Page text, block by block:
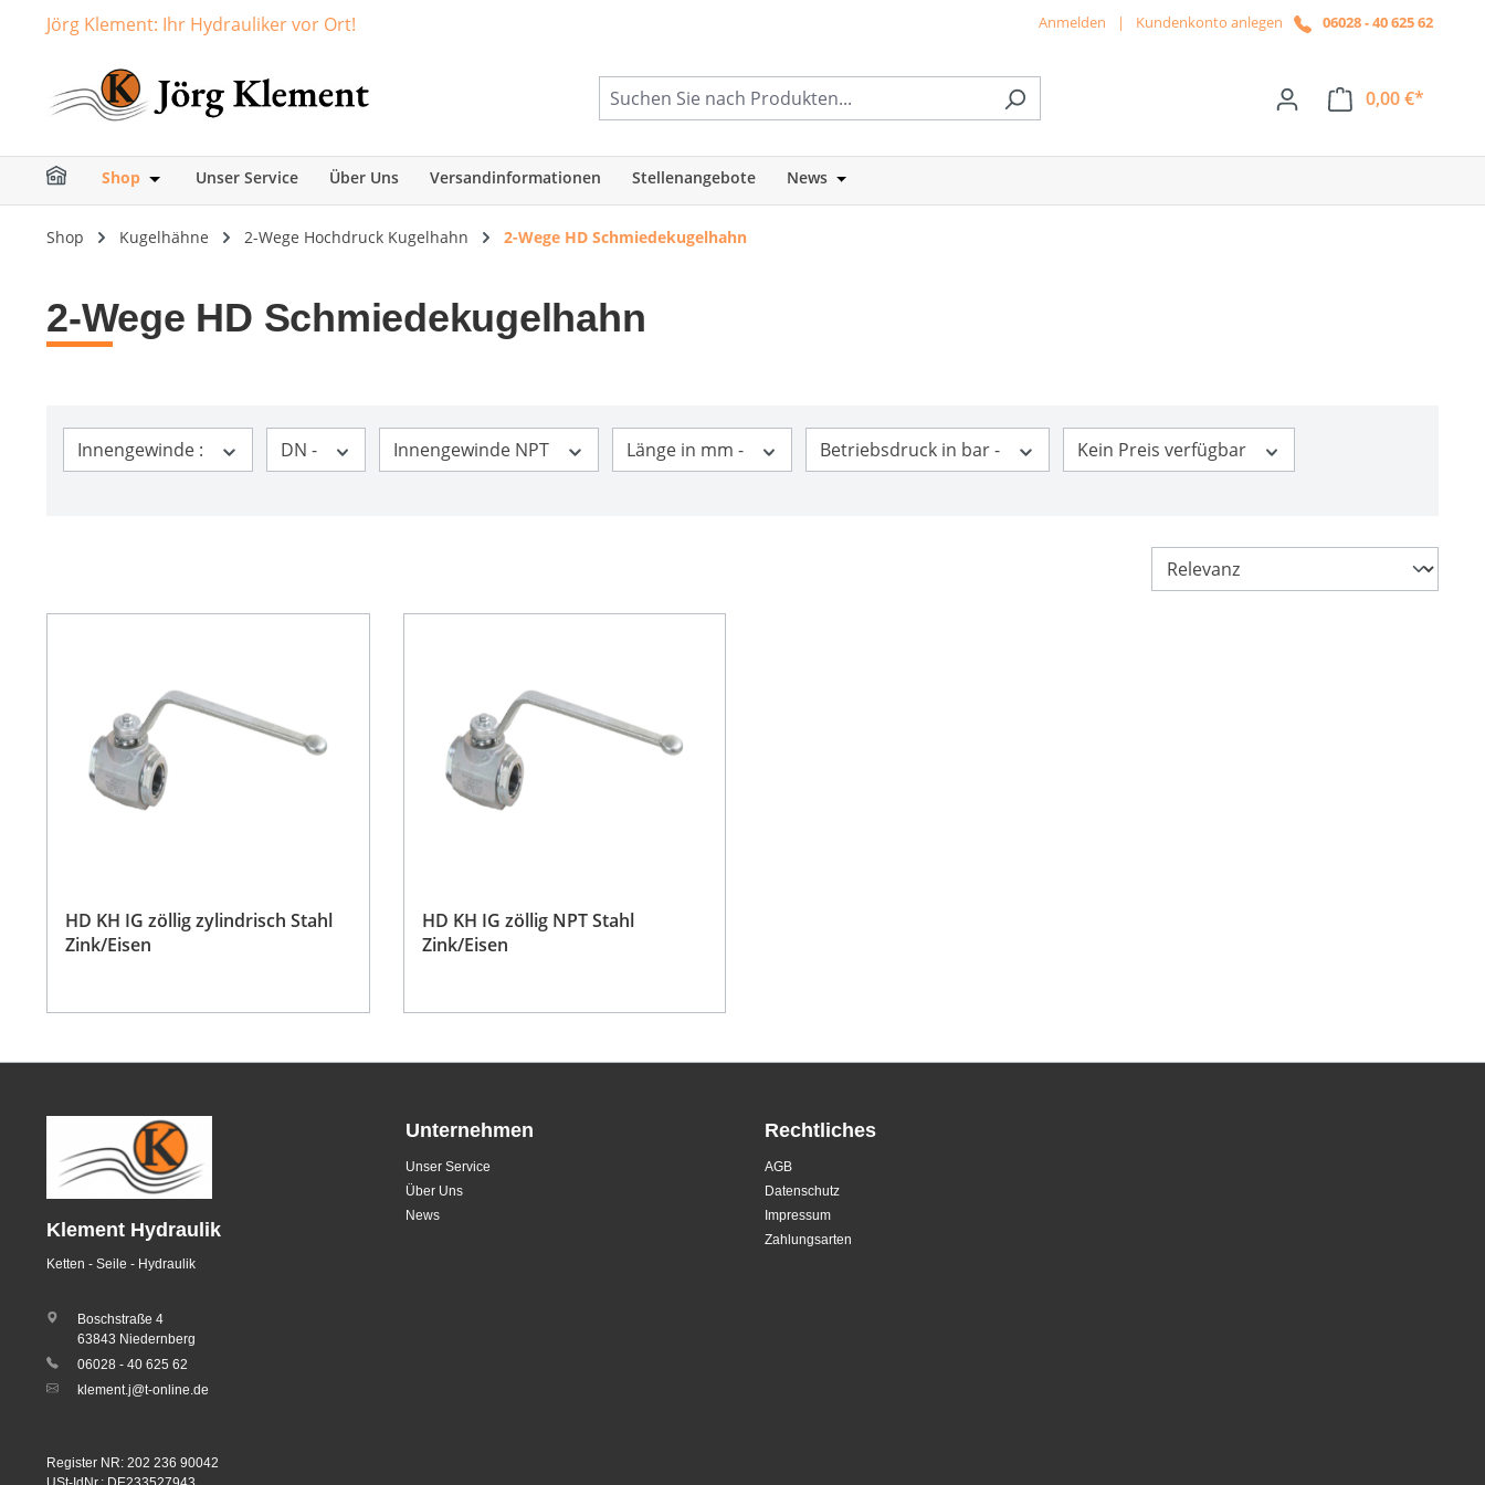
Zur Hauptnavigation springen
Jörg Klement: Ihr Hydrauliker vor Ort! Anmelden | Kundenkonto anlegen 06028 - 40 625 62
0,00 €*
Shop Öffne oder Schließe das Dropdown der Kategorie Shop
Unser Service Über Uns Versandinformationen Stellenangebote News Öffne oder Schließe das Dropdown der Kategorie News
Shop Kugelhähne 2-Wege Hochdruck Kugelhahn 2-Wege HD Schmiedekugelhahn
2-Wege HD Schmiedekugelhahn
Innengewinde : DN - Innengewinde NPT Länge in mm - Betriebsdruck in bar - Kein Preis verfügbar
HD KH IG zöllig zylindrisch Stahl
Zink/Eisen
HD KH IG zöllig NPT Stahl
Zink/Eisen
Klement Hydraulik
Ketten - Seile - Hydraulik
Boschstraße 4
63843 Niedernberg
06028 - 40 625 62
klement.j@t-online.de
Register NR: 202 236 90042
Unternehmen
Unser Service
Über Uns
News
Rechtliches
AGB
Datenschutz
Impressum
Zahlungsarten